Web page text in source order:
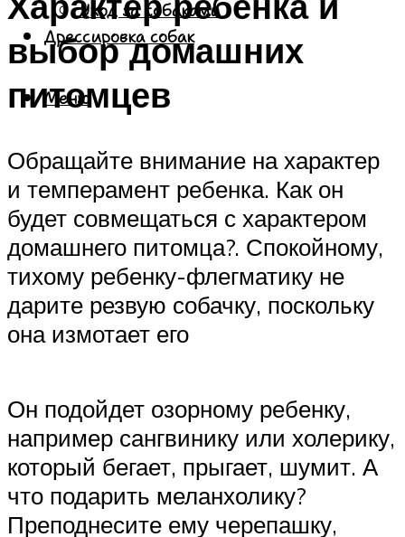
Уход за собаками
Дрессировка собак
Меню
выбор домашних
питомцев
Обращайте внимание на характер
и темперамент ребенка. Как он
будет совмещаться с характером
домашнего питомца?. Спокойному,
тихому ребенку-флегматику не
дарите резвую собачку, поскольку
она измотает его
Он подойдет озорному ребенку,
например сангвинику или холерику,
который бегает, прыгает, шумит. А
что подарить меланхолику?
Преподнесите ему черепашку,